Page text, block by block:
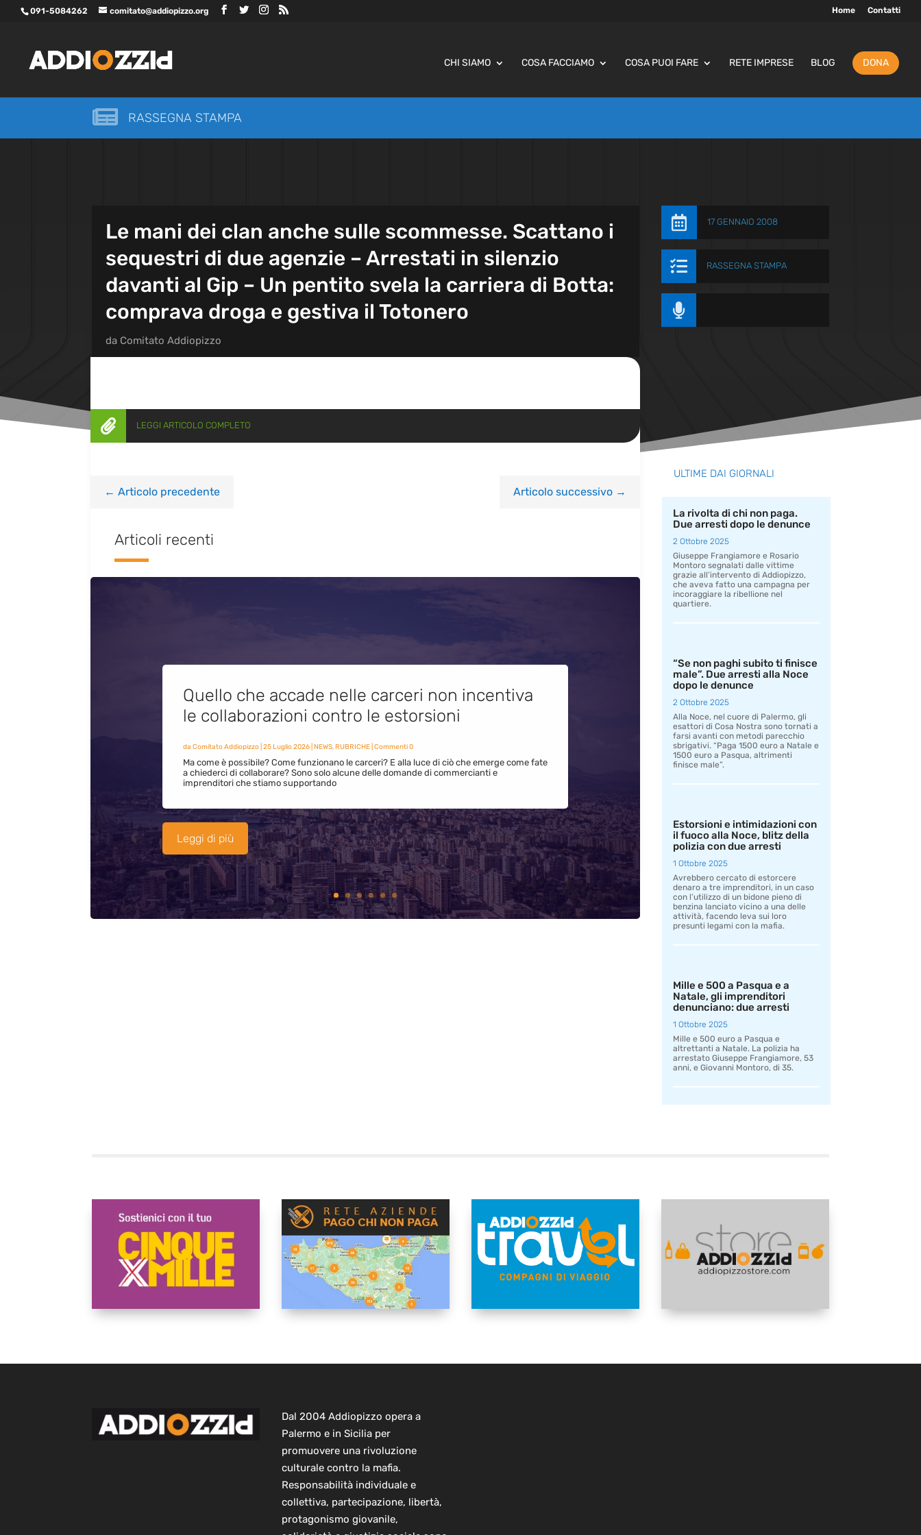
091-5084262 comitato@addiopizzo.org Home Contatti
CHI SIAMO COSA FACCIAMO COSA PUOI FARE RETE IMPRESE BLOG DONA
 RASSEGNA STAMPA
Le mani dei clan anche sulle scommesse. Scattano i
sequestri di due agenzie – Arrestati in silenzio
davanti al Gip – Un pentito svela la carriera di Botta:
comprava droga e gestiva il Totonero
da Comitato Addiopizzo
 17 GENNAIO 2008
 RASSEGNA STAMPA

 LEGGI ARTICOLO COMPLETO
← Articolo precedente Articolo successivo→
Articoli recenti
Quello che accade nelle carceri non incentiva
le collaborazioni contro le estorsioni
da Comitato Addiopizzo| 25 Luglio 2026| NEWS,RUBRICHE| Commenti 0
Ma come è possibile? Come funzionano le carceri? E alla luce di ciò che emerge come fate
a chiederci di collaborare? Sono solo alcune delle domande di commercianti e
imprenditori che stiamo supportando
Leggi di più
ULTIME DAI GIORNALI
La rivolta di chi non paga.
Due arresti dopo le denunce
2 Ottobre 2025
Giuseppe Frangiamore e Rosario
Montoro segnalati dalle vittime
grazie all’intervento di Addiopizzo,
che aveva fatto una campagna per
incoraggiare la ribellione nel
quartiere.
“Se non paghi subito ti finisce
male”. Due arresti alla Noce
dopo le denunce
2 Ottobre 2025
Alla Noce, nel cuore di Palermo, gli
esattori di Cosa Nostra sono tornati a
farsi avanti con metodi parecchio
sbrigativi. “Paga 1500 euro a Natale e
1500 euro a Pasqua, altrimenti
finisce male”.
Estorsioni e intimidazioni con
il fuoco alla Noce, blitz della
polizia con due arresti
1 Ottobre 2025
Avrebbero cercato di estorcere
denaro a tre imprenditori, in un caso
con l’utilizzo di un bidone pieno di
benzina lanciato vicino a una delle
attività, facendo leva sui loro
presunti legami con la mafia.
Mille e 500 a Pasqua e a
Natale, gli imprenditori
denunciano: due arresti
1 Ottobre 2025
Mille e 500 euro a Pasqua e
altrettanti a Natale. La polizia ha
arrestato Giuseppe Frangiamore, 53
anni, e Giovanni Montoro, di 35.
Dal 2004 Addiopizzo opera a
Palermo e in Sicilia per
promuovere una rivoluzione
culturale contro la mafia.
Responsabilità individuale e
collettiva, partecipazione, libertà,
protagonismo giovanile,